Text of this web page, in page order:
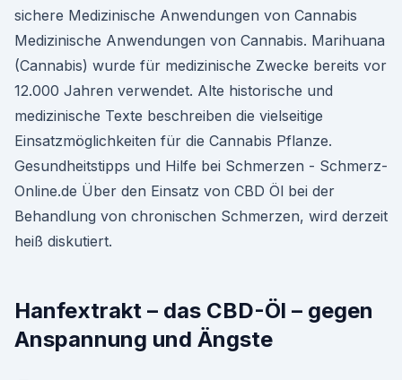
sichere Medizinische Anwendungen von Cannabis
Medizinische Anwendungen von Cannabis. Marihuana
(Cannabis) wurde für medizinische Zwecke bereits vor
12.000 Jahren verwendet. Alte historische und
medizinische Texte beschreiben die vielseitige
Einsatzmöglichkeiten für die Cannabis Pflanze.
Gesundheitstipps und Hilfe bei Schmerzen - Schmerz-
Online.de Über den Einsatz von CBD Öl bei der
Behandlung von chronischen Schmerzen, wird derzeit
heiß diskutiert.
Hanfextrakt – das CBD-Öl – gegen
Anspannung und Ängste